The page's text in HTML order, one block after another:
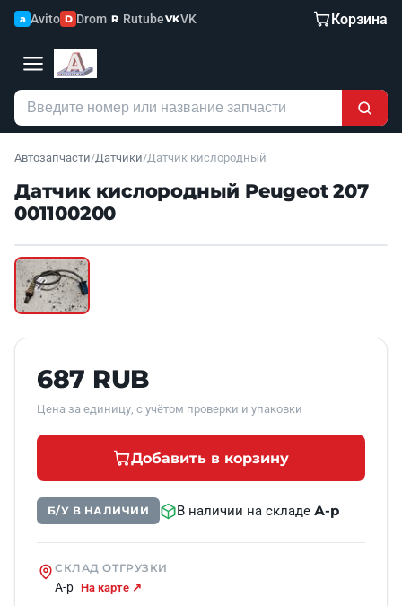
a Avito D Drom R RutubeVKVK Корзина
Автозапчасти/Датчики/Датчик кислородный
Датчик кислородный Peugeot 207
001100200
Б/У В НАЛИЧИИ
687 RUB
Цена за единицу, с учётом проверки и упаковки
Добавить в корзину
Б/У В НАЛИЧИИ В наличии на складеА-р
СКЛАД ОТГРУЗКИ
А-р На карте ↗